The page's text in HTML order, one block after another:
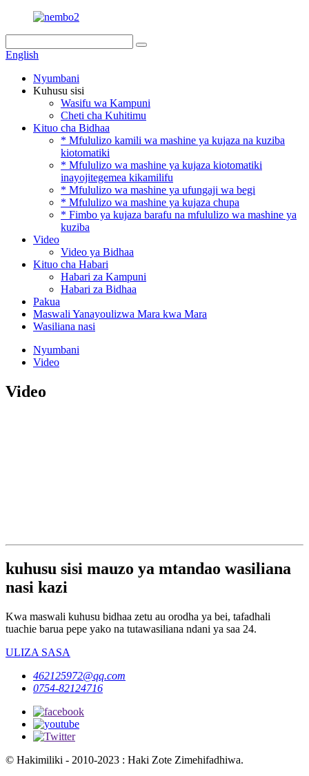
English
Nyumbani
Kuhusu sisi
Wasifu wa Kampuni
Cheti cha Kuhitimu
Kituo cha Bidhaa
* Mfululizo kamili wa mashine ya kujaza na kuziba
kiotomatiki
* Mfululizo wa mashine ya kujaza kiotomatiki
inayojitegemea kikamilifu
* Mfululizo wa mashine ya ufungaji wa begi
* Mfululizo wa mashine ya kujaza chupa
* Fimbo ya kujaza barafu na mfululizo wa mashine ya
kuziba
Video
Video ya Bidhaa
Kituo cha Habari
Habari za Kampuni
Habari za Bidhaa
Pakua
Maswali Yanayoulizwa Mara kwa Mara
Wasiliana nasi
Nyumbani
Video
Video
kuhusu sisi mauzo ya mtandao wasiliana
nasi kazi
Kwa maswali kuhusu bidhaa zetu au orodha ya bei, tafadhali
tuachie barua pepe yako na tutawasiliana ndani ya saa 24.
ULIZA SASA
462125972@qq.com
0754-82124716
© Hakimiliki - 2010-2023 : Haki Zote Zimehifadhiwa.